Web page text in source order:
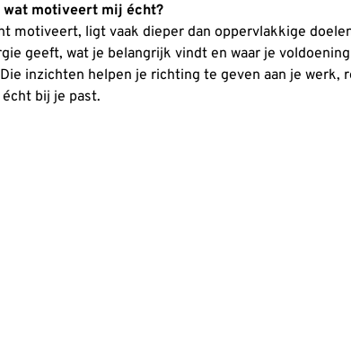
wat motiveert mij écht?
motiveert, ligt vaak dieper dan oppervlakkige
geeft, wat je belangrijk vindt en waar je
inzichten helpen je richting te geven aan je werk,
bij je past.